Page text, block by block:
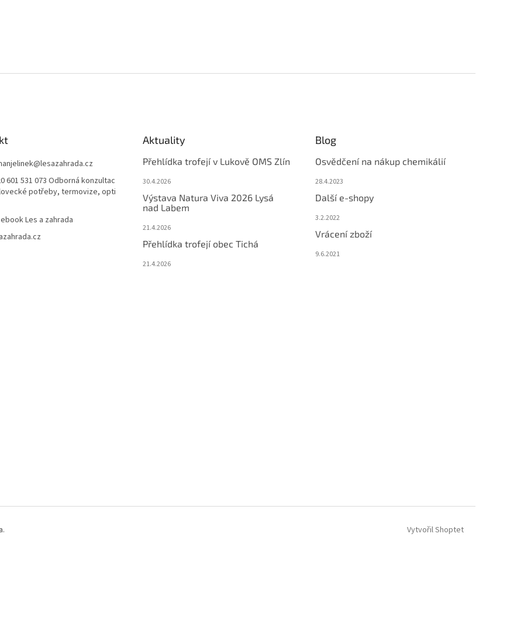
@lesazahrada.cz
601 531 073 Odborná konzultac
potřeby, termovize, opti
Les a zahrada
Aktuality
Přehlídka trofejí v Lukově OMS Zlín
30.4.2026
Výstava Natura Viva 2026 Lysá
nad Labem
21.4.2026
Přehlídka trofejí obec Tichá
21.4.2026
Blog
Osvědčení na nákup chemikálií
28.4.2023
Další e-shopy
3.2.2022
Vrácení zboží
9.6.2021
Vytvořil Shoptet